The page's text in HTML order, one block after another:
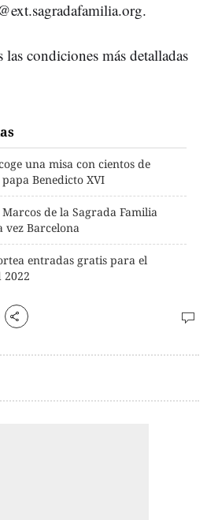
las condiciones más detalladas
una misa con cientos de
Benedicto XVI
de la Sagrada Familia
Barcelona
entradas gratis para el
2022